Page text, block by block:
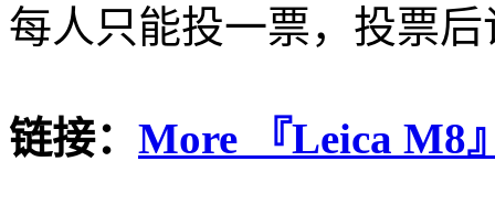
每人只能投一票，投票
链接： More 『Leica M8